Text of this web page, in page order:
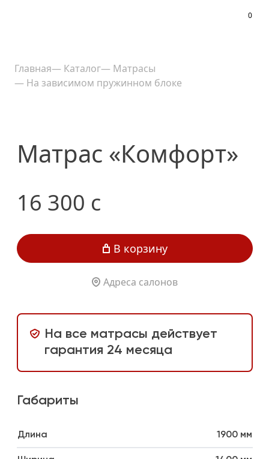
0
Главная— Каталог— Матрасы
— На зависимом пружинном блоке
Матрас «Комфорт»
16 300 c
В корзину
Адреса салонов
На все матрасы действует
гарантия 24 месяца
Габариты
Длина 1900 мм